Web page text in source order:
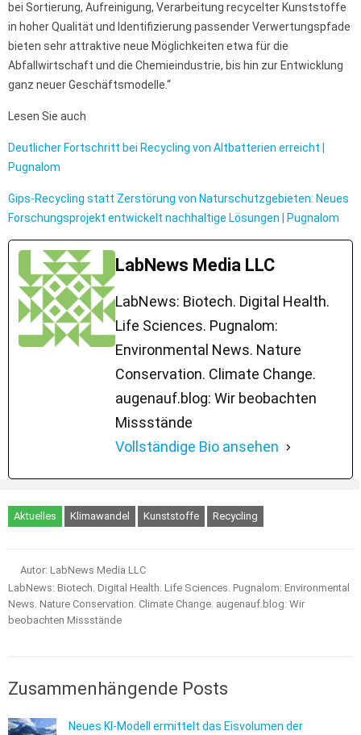
bei Sortierung, Aufreinigung, Verarbeitung recycelter Kunststoffe
in hoher Qualität und Identifizierung passender Verwertungspfade
bieten sehr attraktive neue Möglichkeiten etwa für die
Abfallwirtschaft und die Chemieindustrie, bis hin zur Entwicklung
ganz neuer Geschäftsmodelle.“
Lesen Sie auch
Deutlicher Fortschritt bei Recycling von Altbatterien erreicht |
Pugnalom
Gips-Recycling statt Zerstörung von Naturschutzgebieten: Neues
Forschungsprojekt entwickelt nachhaltige Lösungen | Pugnalom
LabNews Media LLC
LabNews: Biotech. Digital Health.
Life Sciences. Pugnalom:
Environmental News. Nature
Conservation. Climate Change.
augenauf.blog: Wir beobachten
Missstände
Vollständige Bio ansehen
Aktuelles Klimawandel Kunststoffe Recycling
Autor: LabNews Media LLC
LabNews: Biotech. Digital Health. Life Sciences. Pugnalom: Environmental
News. Nature Conservation. Climate Change. augenauf.blog: Wir
beobachten Missstände
Zusammenhängende Posts
Neues KI-Modell ermittelt das Eisvolumen der